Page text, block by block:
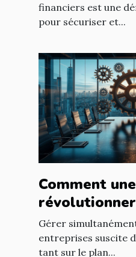
financiers est une
pour sécuriser et...
Comment
Gérer
entreprises suscite
tant sur le plan...